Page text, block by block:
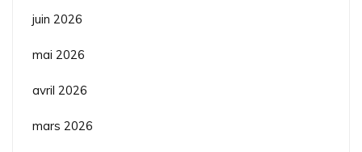
juin 2026
mai 2026
avril 2026
mars 2026